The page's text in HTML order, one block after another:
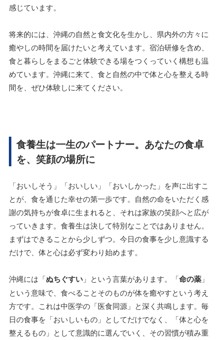
感じています。
将来的には、沖縄の自然と食文化を生かし、県内外の方々に
癒やしの時間を届けたいと考えています。宿泊研修を含め、
食と暮らしをまるごと体験できる場をつくっていく構想も温
めています。沖縄に来て、食と自然の中で体と心を整える時
間を、ぜひ体験しに来てください。
食養生は一生のパートナー。あなたの食卓
を、笑顔の場所に
「おいしそう」「おいしい」「おいしかった」を声に出すこ
とが、食を通じた幸せの第一歩です。自然の命をいただく感
謝の気持ちが食卓に生まれると、それは家族の笑顔へと広が
っていきます。食養生は決して特別なことではありません。
まずはできることから少しずつ。今日の食事を少し意識する
だけで、体と心は必ず変わり始めます。
沖縄には「ぬちぐすい 」という言葉があります。「命の薬 」
という意味で、食べることそのものが体を癒やすという考え
方です。これは中医学の「医食同源」と深く共鳴します。毎
日の食事を「おいしいもの」としてだけでなく、「体と心を
整えるもの」として意識的に選んでいく、その習慣が積み重